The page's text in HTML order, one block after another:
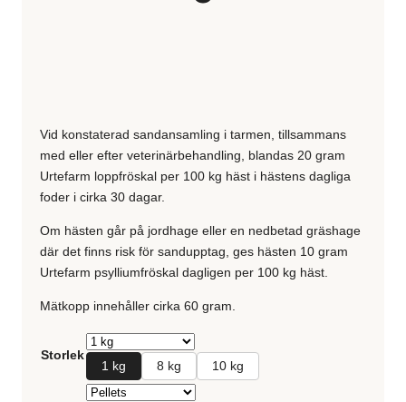
Vid konstaterad sandansamling i tarmen, tillsammans
med eller efter veterinärbehandling, blandas 20 gram
Urtefarm loppfröskal per 100 kg häst i hästens dagliga
foder i cirka 30 dagar.
Om hästen går på jordhage eller en nedbetad gräshage
där det finns risk för sandupptag, ges hästen 10 gram
Urtefarm psylliumfröskal dagligen per 100 kg häst.
Mätkopp innehåller cirka 60 gram.
Storlek
1 kg 8 kg 10 kg